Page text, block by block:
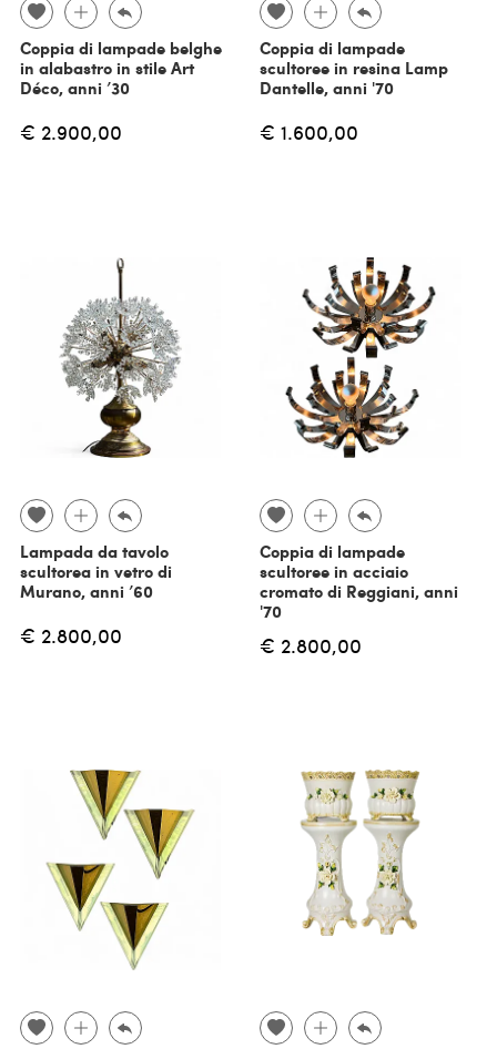
Coppia di lampade belghe
in alabastro in stile Art
Déco, anni ’30
€ 2.900,00
Coppia di lampade
scultoree in resina Lamp
Dantelle, anni '70
€ 1.600,00
Lampada da tavolo
scultorea in vetro di
Murano, anni ’60
€ 2.800,00
Coppia di lampade
scultoree in acciaio
cromato di Reggiani, anni
'70
€ 2.800,00